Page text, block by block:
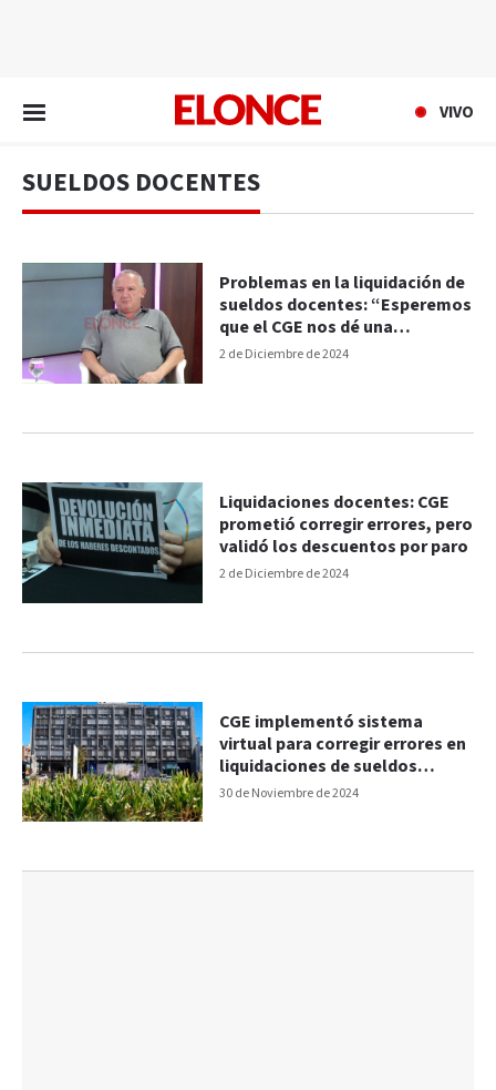
VIVO
SUELDOS DOCENTES
2 de Diciembre de 2024
Problemas en la liquidación de
sueldos docentes: “Esperemos
que el CGE nos dé una
respuesta”, indicaron desde
2 de Diciembre de 2024
Liquidaciones docentes: CGE
prometió corregir errores, pero
validó los descuentos por paro
30 de Noviembre de 2024
CGE implementó sistema
virtual para corregir errores en
liquidaciones de sueldos
docentes